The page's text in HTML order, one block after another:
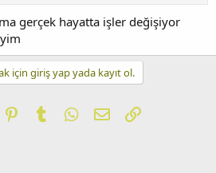
gerçek hayatta işler değişiyor
için giriş yap yada kayıt ol.
PinterestTumblrWhatsApp
E-postaLink